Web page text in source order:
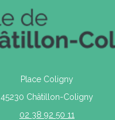
Place Coligny
45230 Châtillon-Coligny
02 38 92 50 11